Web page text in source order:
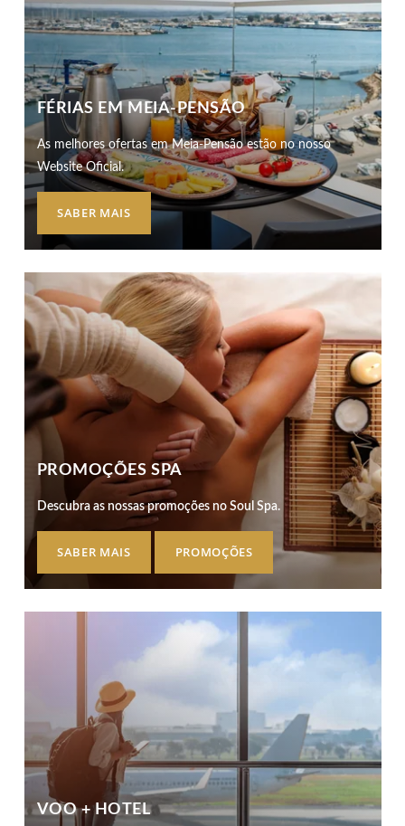
FÉRIAS EM MEIA-PENSÃO
As melhores ofertas em Meia-Pensão estão no nosso
Website Oficial.
SABER MAIS
PROMOÇÕES SPA
Descubra as nossas promoções no Soul Spa.
SABER MAIS PROMOÇÕES
VOO + HOTEL
FOTOS
LOCALIZAÇÃO
CONTACTOS
Estrada da Rocha, nº2, 8500-804 Portimão - Algarve - Portugal
Tel.: +351 282 002 200 -E.:info.marina@jupiterhotelgroup.com